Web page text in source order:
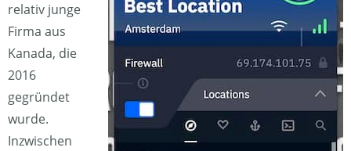
relativ junge
Firma aus
Kanada, die
2016
gegründet
wurde.
Inzwischen